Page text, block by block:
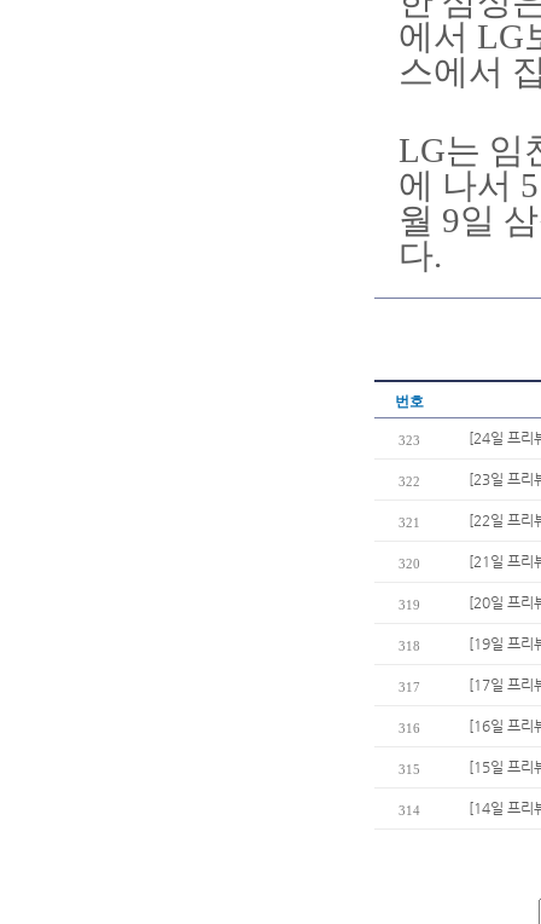
에서 LG
스에서
LG는 임
에 나서
월 9일
다.
번호
323 [24일 프리
322 [23일 프리
321 [22일 프리
320 [21일 프리
319 [20일 프리
318 [19일 프리
317 [17일 프리
316 [16일 프리
315 [15일 프리
314 [14일 프리